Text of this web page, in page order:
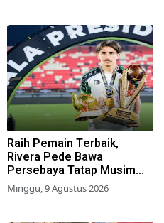
Raih Pemain Terbaik,
Rivera Pede Bawa
Persebaya Tatap Musim
2026-2027
Minggu, 9 Agustus 2026